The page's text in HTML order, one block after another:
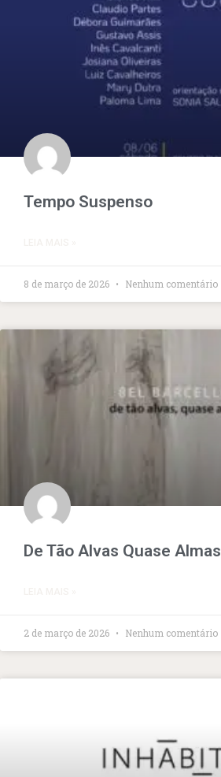
Tempo Suspenso
8 de março de 2026 Nenhum comentário
De Tão Alvas Quase Almas
2 de março de 2026 Nenhum comentário